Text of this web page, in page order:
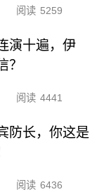
阅读 5259
演十遍，伊
？
阅读 4441
防长，你这是
阅读 6436